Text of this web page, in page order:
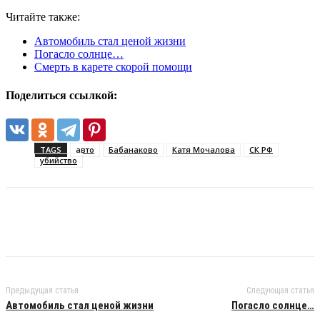
Читайте также:
Автомобиль стал ценой жизни
Погасло солнце…
Смерть в карете скорой помощи
Поделиться ссылкой:
TAGS авто Бабанаково Катя Мочалова
СК РФ
убийство
Предыдущая статья
Автомобиль стал ценой жизни
Следующая статья
Погасло солнце…